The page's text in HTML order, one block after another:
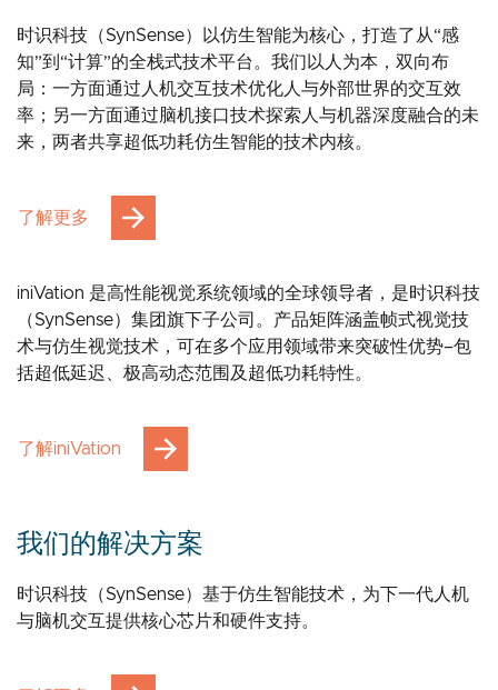
时识科技（SynSense）以仿生智能为核心，打造了从“感
知”到“计算”的全栈式技术平台。我们以人为本，双向布
局：一方面通过人机交互技术优化人与外部世界的交互效
率；另一方面通过脑机接口技术探索人与机器深度融合的未
来，两者共享超低功耗仿生智能的技术内核。
了解更多
iniVation 是高性能视觉系统领域的全球领导者，是时识科技
（SynSense）集团旗下子公司。产品矩阵涵盖帧式视觉技
术与仿生视觉技术，可在多个应用领域带来突破性优势–包
括超低延迟、极高动态范围及超低功耗特性。
了解iniVation
我们的解决方案
时识科技（SynSense）基于仿生智能技术，为下一代人机
与脑机交互提供核心芯片和硬件支持。